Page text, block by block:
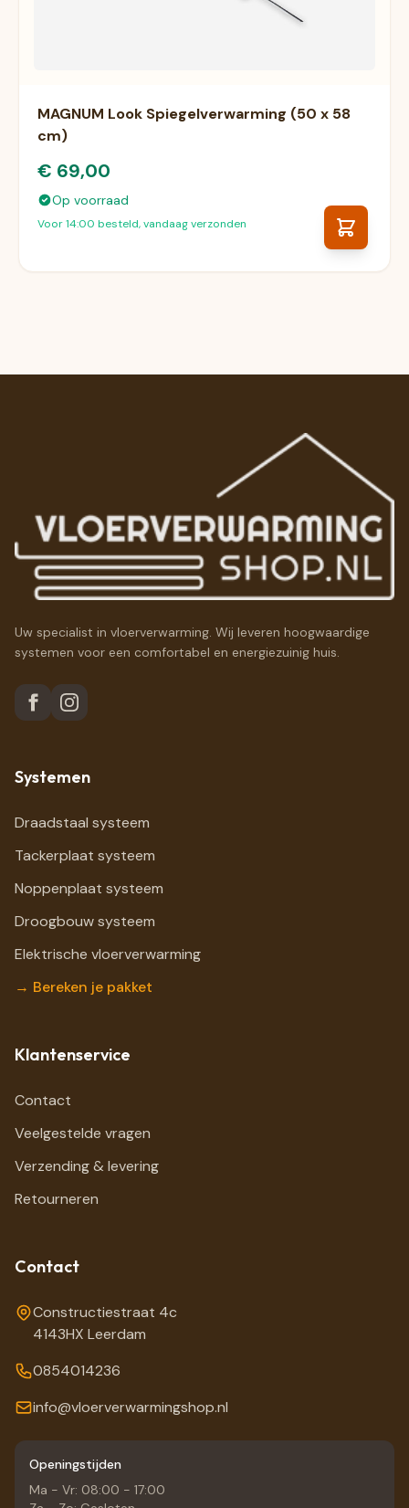
MAGNUM Look Spiegelverwarming (50 x 58
cm)
€ 69,00
Op voorraad
Voor 14:00 besteld, vandaag verzonden
Uw specialist in vloerverwarming. Wij leveren hoogwaardige
systemen voor een comfortabel en energiezuinig huis.
Systemen
Draadstaal systeem
Tackerplaat systeem
Noppenplaat systeem
Droogbouw systeem
Elektrische vloerverwarming
→ Bereken je pakket
Klantenservice
Contact
Veelgestelde vragen
Verzending & levering
Retourneren
Contact
Constructiestraat 4c
4143HX Leerdam
0854014236
info@vloerverwarmingshop.nl
Openingstijden
Ma - Vr: 08:00 - 17:00